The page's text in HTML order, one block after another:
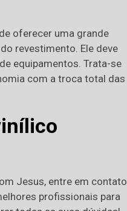
oferecer uma grande
revestimento. Ele deve
equipamentos. Trata-se
com a troca total das
Jesus, entre em contato
profissionais para